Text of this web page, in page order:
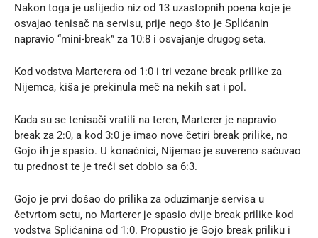
Nakon toga je uslijedio niz od 13 uzastopnih poena koje je
osvajao tenisač na servisu, prije nego što je Splićanin
napravio “mini-break” za 10:8 i osvajanje drugog seta.
Kod vodstva Marterera od 1:0 i tri vezane break prilike za
Nijemca, kiša je prekinula meč na nekih sat i pol.
Kada su se tenisači vratili na teren, Marterer je napravio
break za 2:0, a kod 3:0 je imao nove četiri break prilike, no
Gojo ih je spasio. U konačnici, Nijemac je suvereno sačuvao
tu prednost te je treći set dobio sa 6:3.
Gojo je prvi došao do prilika za oduzimanje servisa u
četvrtom setu, no Marterer je spasio dvije break prilike kod
vodstva Splićanina od 1:0. Propustio je Gojo break priliku i